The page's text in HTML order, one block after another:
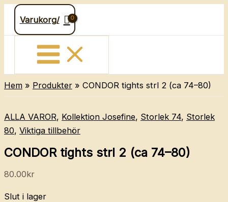
Hoppa
innehåll
Varukorg/
Hem Produkter CONDOR tights strl 2 (ca 74–80)
ALLA VAROR, Kollektion Josefine, Storlek 74, Storlek
80, Viktiga tillbehör
CONDOR tights strl 2 (ca 74–80)
80.00kr
Slut i lager